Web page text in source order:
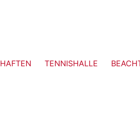
TENNISHALLE